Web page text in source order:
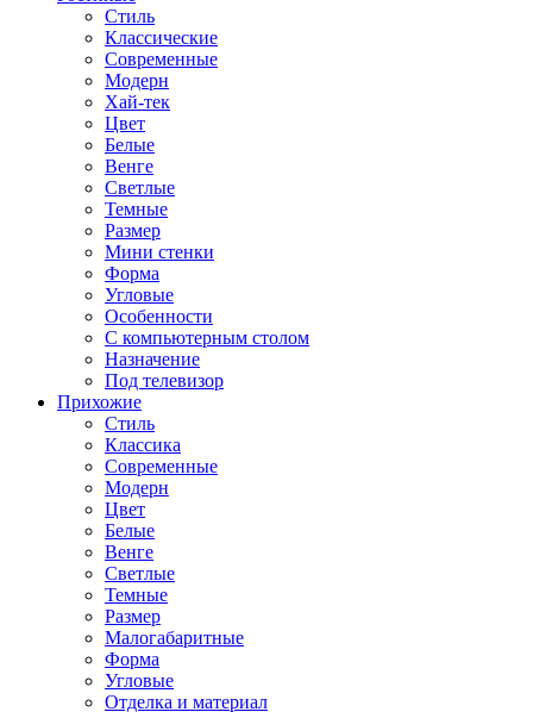
Стиль
Классические
Современные
Модерн
Хай-тек
Цвет
Белые
Венге
Светлые
Темные
Размер
Мини стенки
Форма
Угловые
Особенности
С компьютерным столом
Назначение
Под телевизор
Прихожие
Стиль
Классика
Современные
Модерн
Цвет
Белые
Венге
Светлые
Темные
Размер
Малогабаритные
Форма
Угловые
Отделка и материал